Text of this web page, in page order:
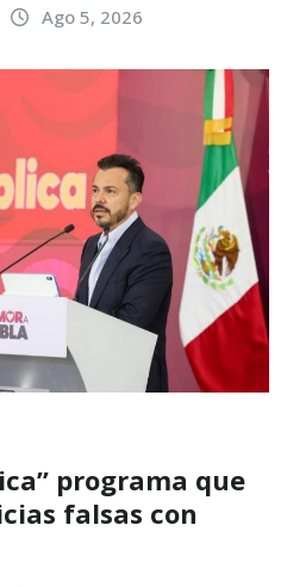
Ago 5, 2026
programa que
falsas con